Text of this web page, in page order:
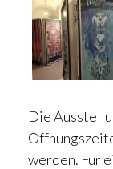
Die
werden. Für